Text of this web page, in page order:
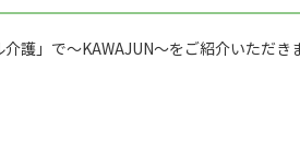
護」で～KAWAJUN～をご紹介いただき